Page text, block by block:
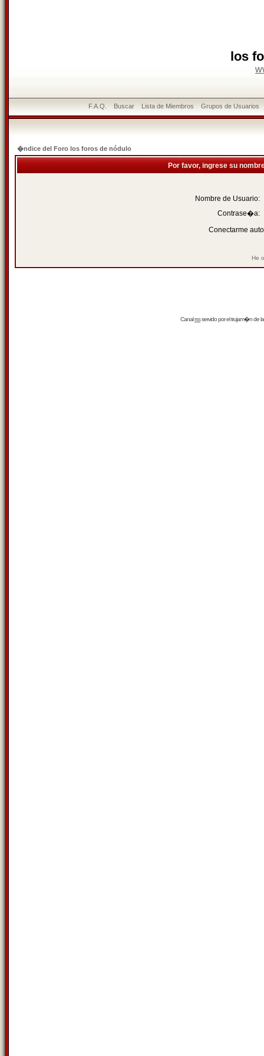
los
F.A.Q. Buscar Lista de Miembros Grupos de Usuarios
�ndice del Foro los foros de nódulo
Por favor, ingrese su
Nombre de Usuario:
Contrase�a:
Conectarme
He
Canalrssservido por eltrujam�nde